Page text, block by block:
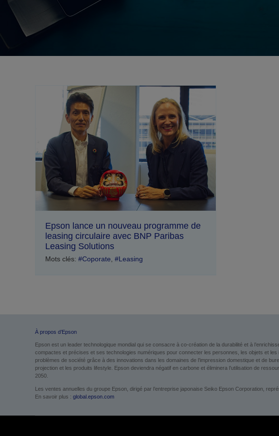
Epson lance un nouveau programme de
leasing circulaire avec BNP Paribas
Leasing Solutions
Mots clés: #Coporate #Leasing
À propos d’Epson
Epson est un leader technologique mondial qui se consacre à co-création de la durabilité et à
compactes et précises et ses technologies numériques pour connecter les personnes, les objets et
problèmes de société grâce à des innovations dans les domaines de l’impression domestique et de
projection et les produits lifestyle. Epson deviendra négatif en carbone et éliminera l’utilisation de
2050.
Les ventes annuelles du groupe Epson, dirigé par l’entreprise japonaise Seiko Epson Corporation,
En savoir plus : global.epson.com